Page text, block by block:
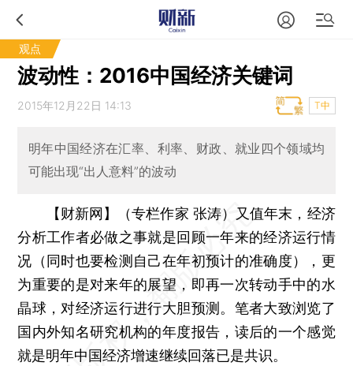
观点
波动性：2016中国经济关键词
2015年12月22日 14:13 T中
明年中国经济在汇率、利率、财政、就业四个领域均
可能出现“出人意料”的波动
【财新网】（专栏作家 张涛） 又值年末，经济
分析工作者必做之事就是回顾一年来的经济运行情
况（同时也要检测自己在年初预计的准确度），更
为重要的是对来年的展望，即再一次转动手中的水
晶球，对经济运行进行大胆预测。笔者大致浏览了
国内外知名研究机构的年度报告，读后的一个感觉
就是明年中国经济增速继续回落已是共识。